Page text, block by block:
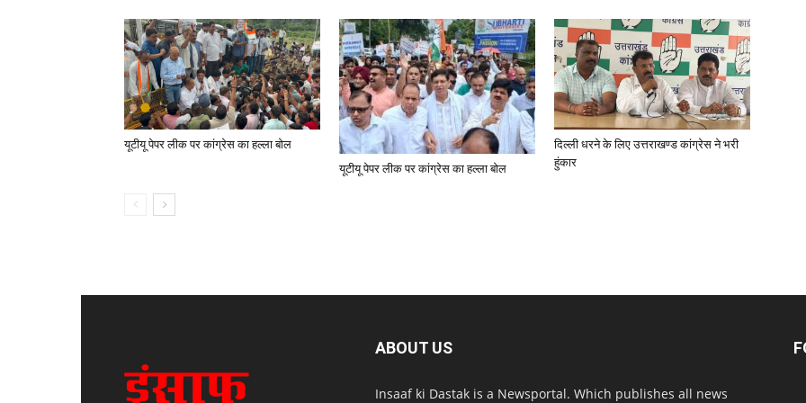
यूटीयू पेपर लीक पर कांग्रेस का हल्ला बोल
यूटीयू पेपर लीक पर कांग्रेस का हल्ला बोल
दिल्ली धरने के लिए उत्तराखण्ड कांग्रेस ने भरी
हुंकार
ABOUT US
Insaaf ki Dastak is a Newsportal. Which publishes all news